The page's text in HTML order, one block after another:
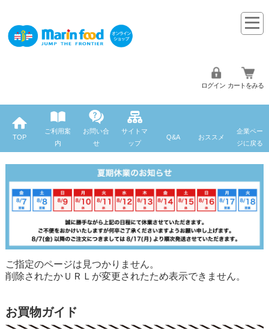
ログイン カートをみる
TOP
ご利用案
内
お問い合
せ
サイトマ
ップ
Q&A おススメ
企業ペー
ジに戻る
ご指定のページは見つかりません。
削除されたかＵＲＬが変更されたため表示できません。
お買物ガイド